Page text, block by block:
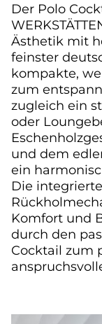
Der Polo
Ästhetik mit
feinster
kompakte,
zum
zugleich ein
oder
und dem
ein
Die
Komfort und
durch den
Cocktail zum